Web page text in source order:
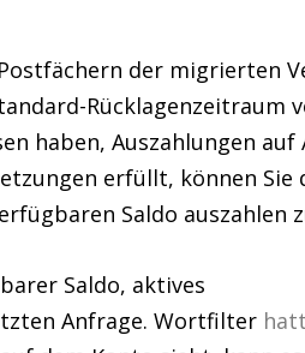
der migrierten
Rücklagenzeitraum
haben, Auszahlungen auf
erfüllt, können Sie
Saldo auszahlen
Saldo, aktives
Anfrage. Wortfilter